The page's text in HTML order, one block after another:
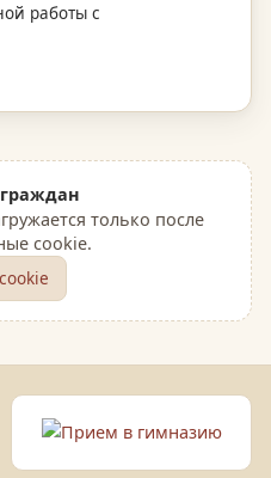
работы с
только после
cookie.